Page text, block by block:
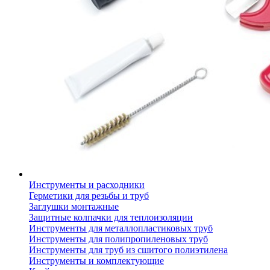
Инструменты и расходники
Герметики для резьбы и труб
Заглушки монтажные
Защитные колпачки для теплоизоляции
Инструменты для металлопластиковых труб
Инструменты для полипропиленовых труб
Инструменты для труб из сшитого полиэтилена
Инструменты и комплектующие